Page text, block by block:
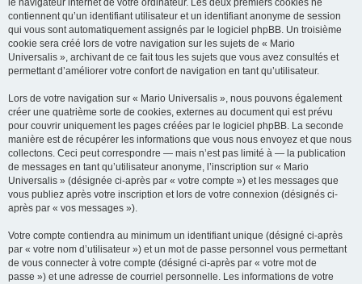
le navigateur internet de votre ordinateur. Les deux premiers cookies ne
contiennent qu’un identifiant utilisateur et un identifiant anonyme de session
qui vous sont automatiquement assignés par le logiciel phpBB. Un troisième
cookie sera créé lors de votre navigation sur les sujets de « Mario
Universalis », archivant de ce fait tous les sujets que vous avez consultés et
permettant d’améliorer votre confort de navigation en tant qu’utilisateur.
Lors de votre navigation sur « Mario Universalis », nous pouvons également
créer une quatrième sorte de cookies, externes au document qui est prévu
pour couvrir uniquement les pages créées par le logiciel phpBB. La seconde
manière est de récupérer les informations que vous nous envoyez et que nous
collectons. Ceci peut correspondre — mais n’est pas limité à — la publication
de messages en tant qu’utilisateur anonyme, l’inscription sur « Mario
Universalis » (désignée ci-après par « votre compte ») et les messages que
vous publiez après votre inscription et lors de votre connexion (désignés ci-
après par « vos messages »).
Votre compte contiendra au minimum un identifiant unique (désigné ci-après
par « votre nom d’utilisateur ») et un mot de passe personnel vous permettant
de vous connecter à votre compte (désigné ci-après par « votre mot de
passe ») et une adresse de courriel personnelle. Les informations de votre